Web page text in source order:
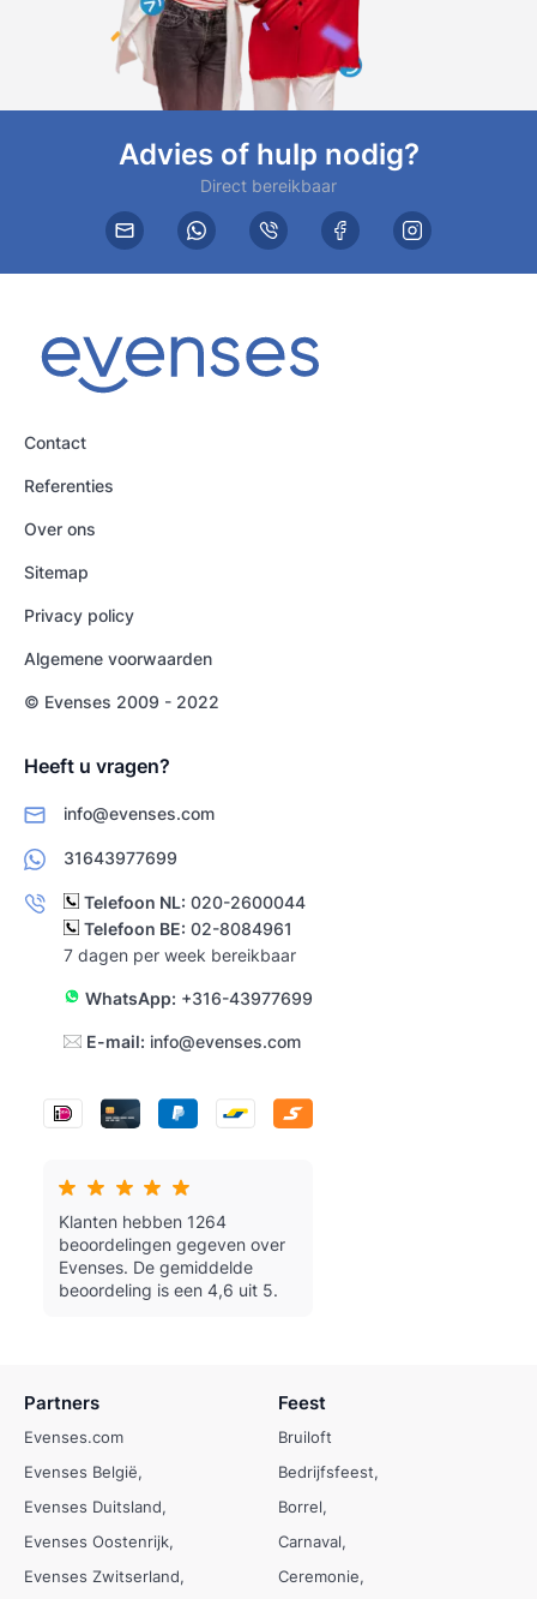
Advies of hulp nodig?
Direct bereikbaar
Contact
Referenties
Over ons
Sitemap
Privacy policy
Algemene voorwaarden
© Evenses 2009 - 2022
Heeft u vragen?
info@evenses.com
31643977699
Telefoon NL: 020-2600044
Telefoon BE: 02-8084961
7 dagen per week bereikbaar
WhatsApp: +316-43977699
E-mail: info@evenses.com
Klanten hebben 1264
beoordelingen gegeven over
Evenses. De gemiddelde
beoordeling is een 4,6 uit 5.
Partners
Evenses.com
Evenses België
Evenses Duitsland
Evenses Oostenrijk
Evenses Zwitserland
Feest
Bruiloft
Bedrijfsfeest
Borrel
Carnaval
Ceremonie